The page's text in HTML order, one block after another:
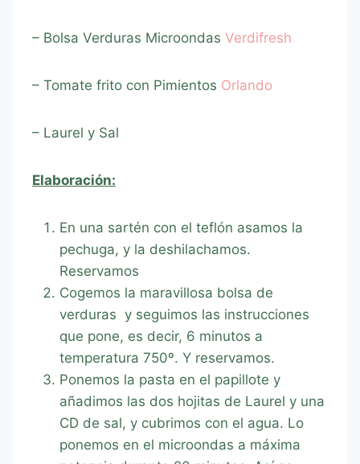
– Bolsa Verduras Microondas Verdifresh
– Tomate frito con Pimientos Orlando
– Laurel y Sal
Elaboración:
En una sartén con el teflón asamos la
pechuga, y la deshilachamos.
Reservamos
Cogemos la maravillosa bolsa de
verduras y seguimos las instrucciones
que pone, es decir, 6 minutos a
temperatura 750º. Y reservamos.
Ponemos la pasta en el papillote y
añadimos las dos hojitas de Laurel y una
CD de sal, y cubrimos con el agua. Lo
ponemos en el microondas a máxima